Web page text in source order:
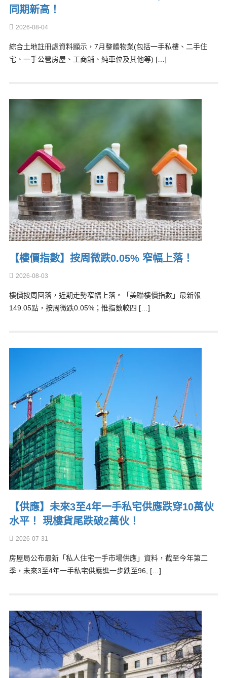
同期新高！
2026-08-04
綜合土地註冊處資料顯示，7月整體物業(包括一手私樓、二手住
宅、一手公營房屋、工商舖、純車位及其他等) […]
【樓價指數】按周微跌0.05% 窄幅上落！
2026-08-03
樓價按周回落，近期走勢窄幅上落。「美聯樓價指數」最新報
149.05點，按周微跌0.05%；惟指數較四 […]
【供應】未來3至4年一手私宅供應跌穿10萬伙
水平！ 現樓貨尾跌破2萬伙！
2026-07-31
房屋局公布最新「私人住宅一手市場供應」資料，截至今年第二
季，未來3至4年一手私宅供應進一步跌至96, […]